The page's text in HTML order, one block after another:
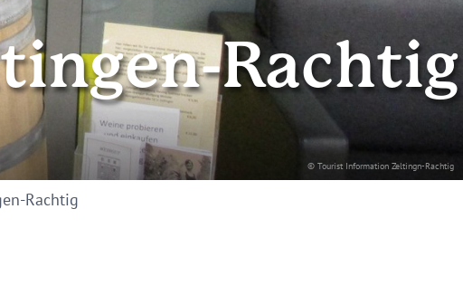
© Tourist Information Zeltingn-Rachtig
Rachtig
Rachtig